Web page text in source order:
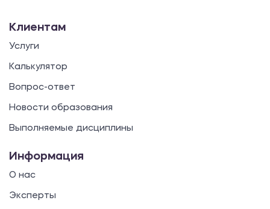
Клиентам
Услуги
Калькулятор
Вопрос-ответ
Новости образования
Выполняемые дисциплины
Информация
О нас
Эксперты